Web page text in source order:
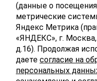
Телефон
E-mail
(данные о
метрические
Яндекс Метрика
«ЯНДЕКС», г.
д.16). Продолжая
даете согласие на
персональных